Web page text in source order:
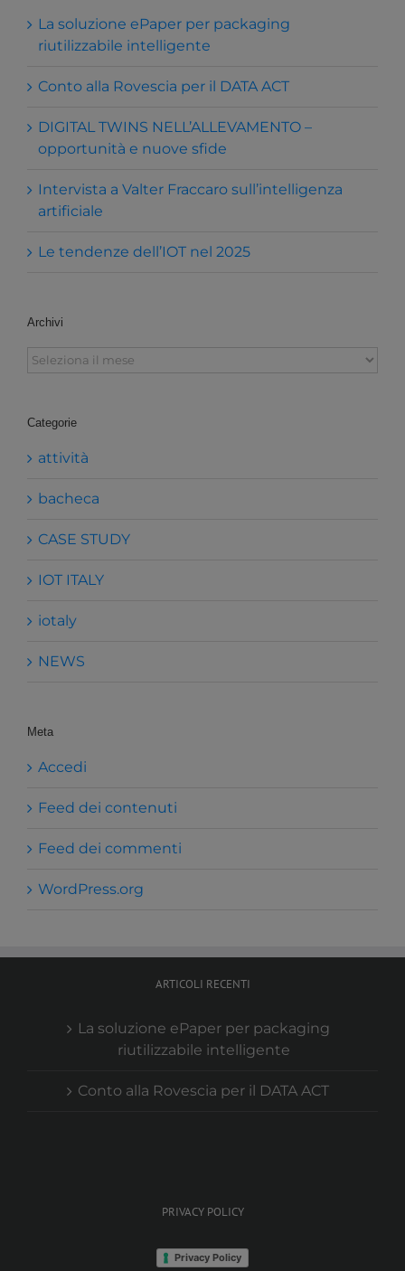
La soluzione ePaper per packaging
riutilizzabile intelligente
Conto alla Rovescia per il DATA ACT
DIGITAL TWINS NELL’ALLEVAMENTO –
opportunità e nuove sfide
Intervista a Valter Fraccaro sull’intelligenza
artificiale
Le tendenze dell’IOT nel 2025
Archivi
Archivi
Categorie
attività
bacheca
CASE STUDY
IOT ITALY
iotaly
NEWS
Meta
Accedi
Feed dei contenuti
Feed dei commenti
WordPress.org
ARTICOLI RECENTI
La soluzione ePaper per packaging
riutilizzabile intelligente
Conto alla Rovescia per il DATA ACT
PRIVACY POLICY
Privacy Policy